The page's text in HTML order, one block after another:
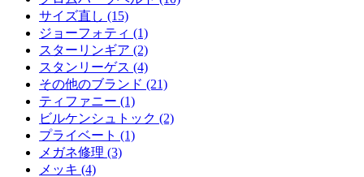
サイズ直し (15)
ジョーフォティ (1)
スターリンギア (2)
スタンリーゲス (4)
その他のブランド (21)
ティファニー (1)
ビルケンシュトック (2)
プライベート (1)
メガネ修理 (3)
メッキ (4)